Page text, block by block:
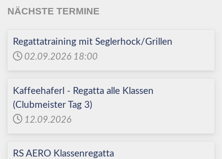
NÄCHSTE TERMINE
Regattatraining mit Seglerhock/Grillen
02.09.2026 18:00
Kaffeehaferl - Regatta alle Klassen
(Clubmeister Tag 3)
12.09.2026
RS AERO Klassenregatta